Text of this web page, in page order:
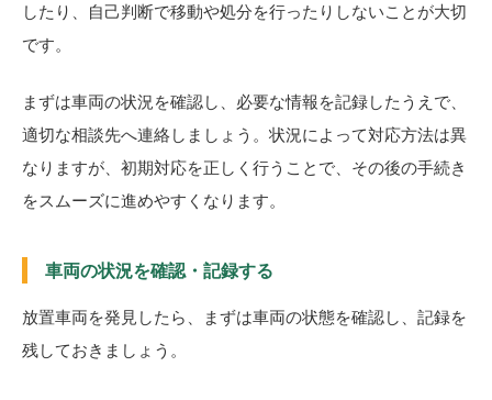
したり、自己判断で移動や処分を行ったりしないことが大切
です。
まずは車両の状況を確認し、必要な情報を記録したうえで、
適切な相談先へ連絡しましょう。状況によって対応方法は異
なりますが、初期対応を正しく行うことで、その後の手続き
をスムーズに進めやすくなります。
車両の状況を確認・記録する
放置車両を発見したら、まずは車両の状態を確認し、記録を
残しておきましょう。